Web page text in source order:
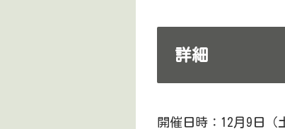
詳細
開催日時：12月9日（